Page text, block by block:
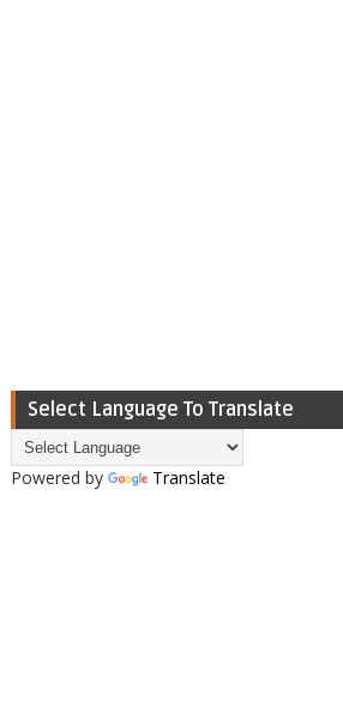
Select Language To Translate
Powered by Translate